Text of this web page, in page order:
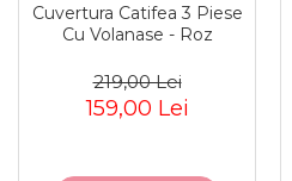
Cuvertura Catifea 3 Piese
Cu Volanase - Roz
219,00 Lei
159,00 Lei